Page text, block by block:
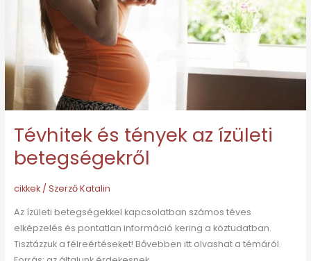
Tévhitek és tények az ízületi
betegségekről
cikkek/ SzerzőKatalin
Az ízületi betegségekkel kapcsolatban számos téves
elképzelés és pontatlan információ kering a köztudatban.
Tisztázzuk a félreértéseket! Bővebben itt olvashat a témáról.
betegségekről